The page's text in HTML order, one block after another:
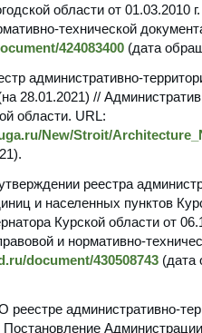
области от 01.03.2010
технической
424083400 (дата
административно-
28.01.2021) //
области. URL:
New/Stroit/
реестра
и населенных пунктов
Курской области от
и нормативно-
document/430508743 (дата
административно-
Постановление